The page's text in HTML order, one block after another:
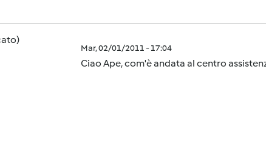
Mar, 02/01/2011 - 17:04
Ciao Ape, com'è andata al centro